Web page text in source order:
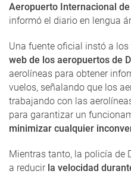
Aeropuerto Internacional de
informó el diario en lengua
Una fuente oficial instó a los
web de los aeropuertos de
aerolíneas para obtener
vuelos, señalando que los
trabajando con las
para garantizar un
minimizar cualquier
Mientras tanto, la policía de
a reducir la velocidad